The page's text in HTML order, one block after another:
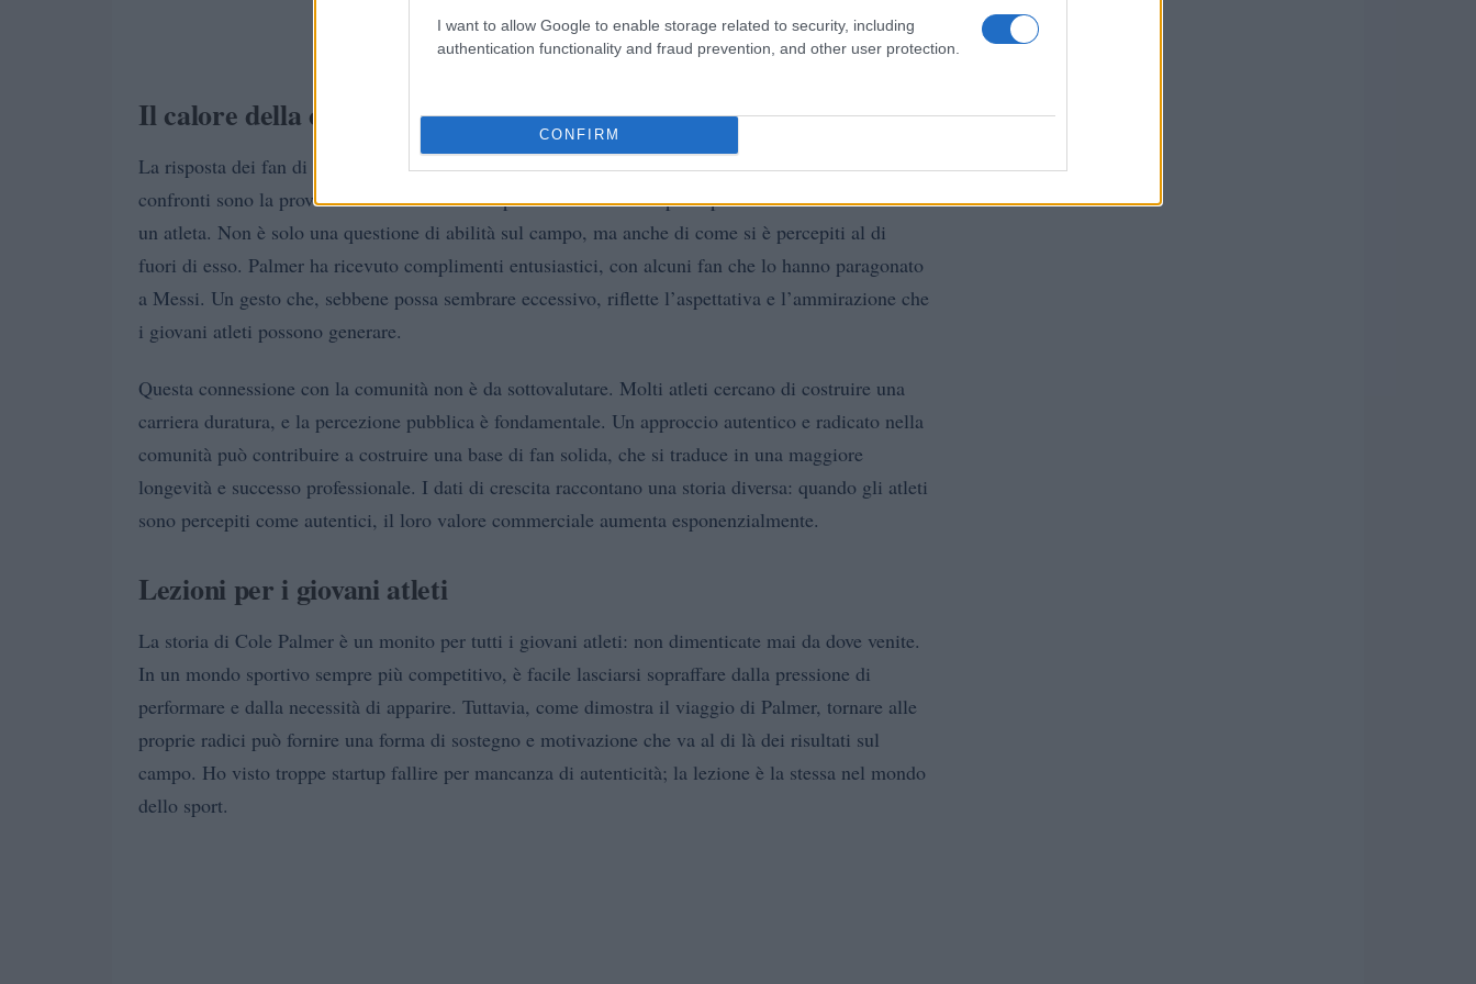
I want to allow Google to enable storage related to security, including
authentication functionality and fraud prevention, and other user protection.
CONFIRM
Il calore della comunità
La risposta dei fan di St Kitts è stata straordinaria. Il sostegno e l’affetto mostrati nei suoi
confronti sono la prova che le radici culturali possono avere un impatto profondo sulla carriera di
un atleta. Non è solo una questione di abilità sul campo, ma anche di come si è percepiti al di
fuori di esso. Palmer ha ricevuto complimenti entusiastici, con alcuni fan che lo hanno paragonato
a Messi. Un gesto che, sebbene possa sembrare eccessivo, riflette l’aspettativa e l’ammirazione che
i giovani atleti possono generare.
Questa connessione con la comunità non è da sottovalutare. Molti atleti cercano di costruire una
carriera duratura, e la percezione pubblica è fondamentale. Un approccio autentico e radicato nella
comunità può contribuire a costruire una base di fan solida, che si traduce in una maggiore
longevità e successo professionale. I dati di crescita raccontano una storia diversa: quando gli atleti
sono percepiti come autentici, il loro valore commerciale aumenta esponenzialmente.
Lezioni per i giovani atleti
La storia di Cole Palmer è un monito per tutti i giovani atleti: non dimenticate mai da dove venite.
In un mondo sportivo sempre più competitivo, è facile lasciarsi sopraffare dalla pressione di
performare e dalla necessità di apparire. Tuttavia, come dimostra il viaggio di Palmer, tornare alle
proprie radici può fornire una forma di sostegno e motivazione che va al di là dei risultati sul
campo. Ho visto troppe startup fallire per mancanza di autenticità; la lezione è la stessa nel mondo
dello sport.